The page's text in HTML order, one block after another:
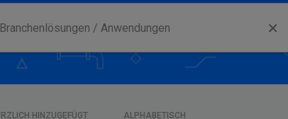
HINZUGEFÜGT ALPHABETISCH